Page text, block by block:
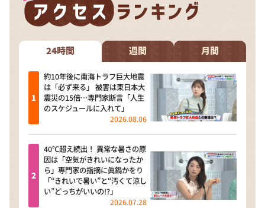
24時間 週間 月間
約10年後に南海トラフ巨大地震
は「必ず来る」 被害は東日本大
震災の15倍…専門家断言「人生
のスケジュールに入れて」
2026.08.06
40℃超え続出！ 異常な暑さの原
因は「空気がきれいになったか
ら」専門家の指摘に眞鍋かをり
「“きれいで暑い”と“汚くて涼し
い”どっちがいいの!?」
2026.07.28